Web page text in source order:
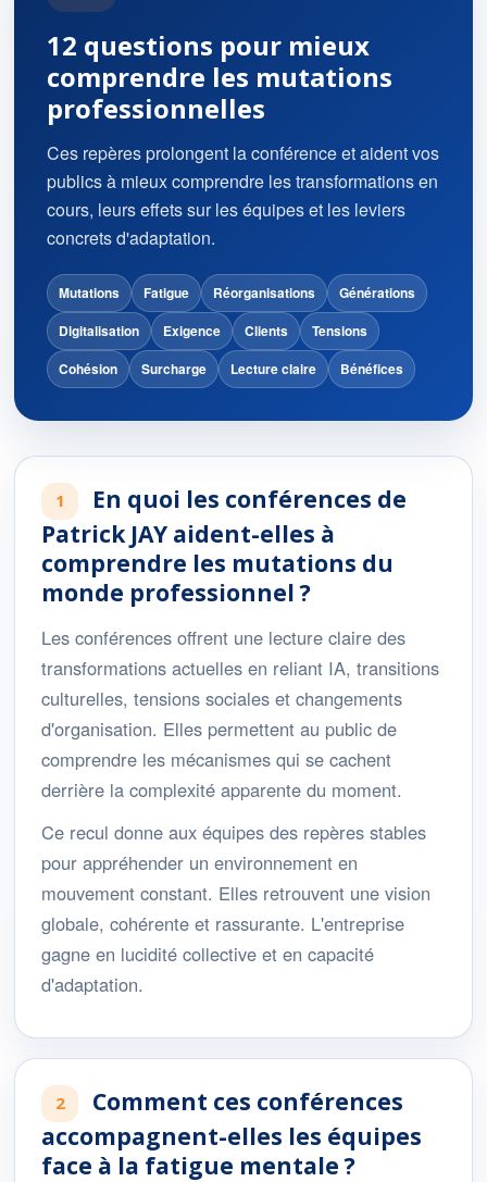
12 questions pour mieux
comprendre les mutations
professionnelles
Ces repères prolongent la conférence et aident vos
publics à mieux comprendre les transformations en
cours, leurs effets sur les équipes et les leviers
concrets d'adaptation.
Mutations Fatigue Réorganisations
Générations
Digitalisation
Exigence Clients
Tensions
Cohésion
Surcharge Lecture claire Bénéfices
1
En quoi les conférences de
Patrick JAY aident-elles à
comprendre les mutations du
monde professionnel ?
Les conférences offrent une lecture claire des
transformations actuelles en reliant IA, transitions
culturelles, tensions sociales et changements
d'organisation. Elles permettent au public de
comprendre les mécanismes qui se cachent
derrière la complexité apparente du moment.
Ce recul donne aux équipes des repères stables
pour appréhender un environnement en
mouvement constant. Elles retrouvent une vision
globale, cohérente et rassurante. L'entreprise
gagne en lucidité collective et en capacité
d'adaptation.
2
Comment ces conférences
accompagnent-elles les équipes
face à la fatigue mentale ?